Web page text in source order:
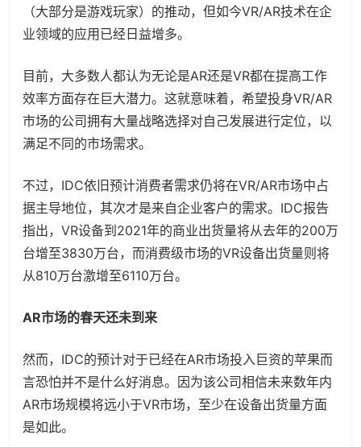
（大部分是游戏玩家）的推动，但如今VR/AR技术在企
业领域的应用已经日益增多。
目前，大多数人都认为无论是AR还是VR都在提高工作
效率方面存在巨大潜力。这就意味着，希望投身VR/AR
市场的公司拥有大量战略选择对自己发展进行定位，以
满足不同的市场需求。
不过，IDC依旧预计消费者需求仍将在VR/AR市场中占
据主导地位，其次才是来自企业客户的需求。IDC报告
指出，VR设备到2021年的商业出货量将从去年的200万
台增至3830万台，而消费级市场的VR设备出货量则将
从810万台激增至6110万台。
AR市场的春天还未到来
然而，IDC的预计对于已经在AR市场投入巨资的苹果而
言恐怕并不是什么好消息。因为该公司相信未来数年内
AR市场规模将远小于VR市场，至少在设备出货量方面
是如此。